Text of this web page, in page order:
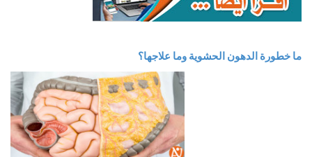
ما خطورة الدهون الحشوية وما علاجها؟